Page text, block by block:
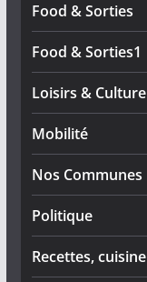
Food & Sorties
Food & Sorties1
Loisirs & Culture
Mobilité
Nos Communes
Politique
Recettes, cuisine